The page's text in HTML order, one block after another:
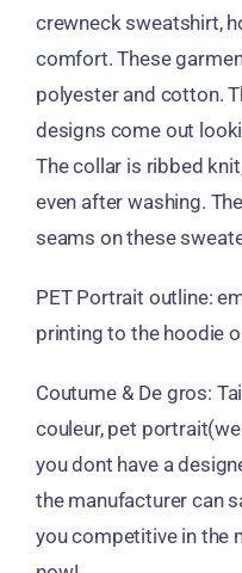
crewneck sweatshirt,
comfort.These
polyester and cotton.
designs come out
The collar is ribbed knit
even after washing.
seams on these
PET Portrait outline:
printing to the hoodie
Coutume & De gros:
couleur, pet portrait(
you dont have a
the manufacturer can
you competitive in the